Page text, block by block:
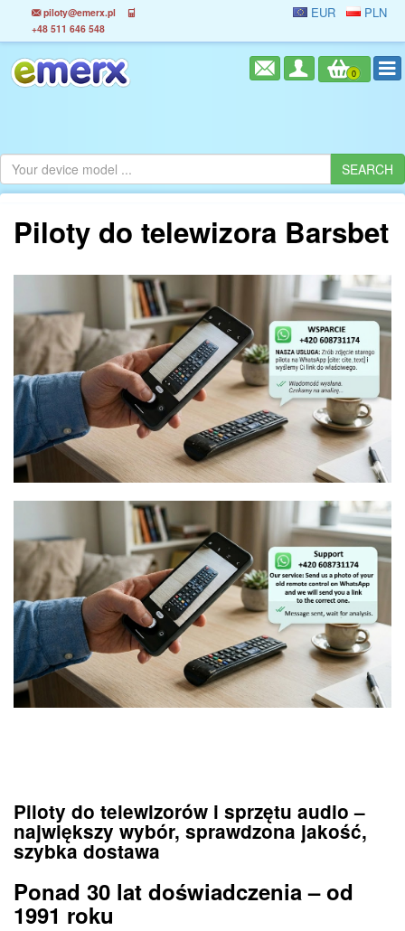
piloty@emerx.pl
+48 511 646 548
EUR PLN
0
Piloty do telewizora Barsbet
Piloty do telewizorów i sprzętu audio –
największy wybór, sprawdzona jakość,
szybka dostawa
Ponad 30 lat doświadczenia – od
1991 roku